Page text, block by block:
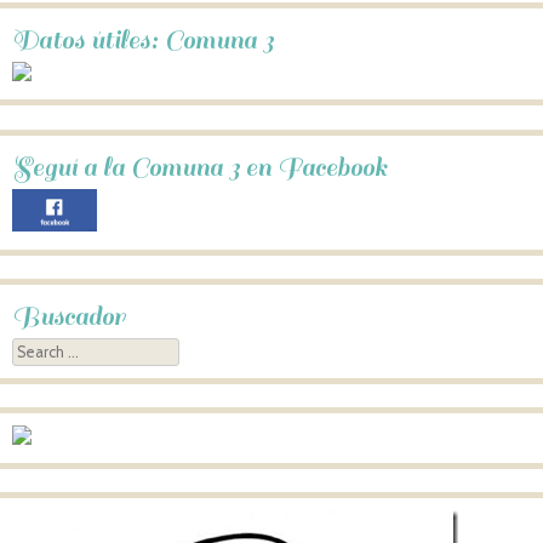
Datos útiles: Comuna 3
Seguí a la Comuna 3 en Facebook
Buscador
Search